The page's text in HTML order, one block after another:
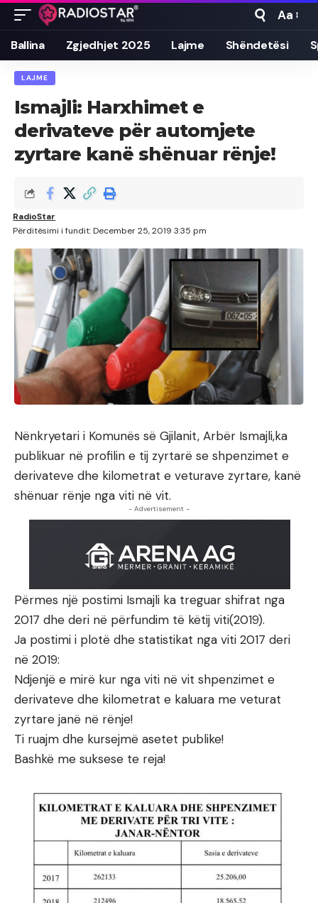
Font
Resizer
Aa
Ballina Zgjedhjet 2025 Lajme Shëndetësi
LAJME
Ismajli: Harxhimet e
derivateve për automjete
zyrtare kanë shënuar rënje!
Përditësimi i fundit: December 25, 2019 3:35 pm
RadioStar
Nënkryetari i Komunës së Gjilanit, Arbër Ismajli,ka
publikuar në profilin e tij zyrtarë se shpenzimet e
derivateve dhe kilometrat e veturave zyrtare, kanë
shënuar rënje nga viti në vit.
- Advertisement -
Përmes një postimi Ismajli ka treguar shifrat nga
2017 dhe deri në përfundim të këtij viti(2019).
Ja postimi i plotë dhe statistikat nga viti 2017 deri
në 2019:
Ndjenjë e mirë kur nga viti në vit shpenzimet e
derivateve dhe kilometrat e kaluara me veturat
zyrtare janë në rënje!
Ti ruajm dhe kursejmë asetet publike!
Bashkë me suksese te reja!